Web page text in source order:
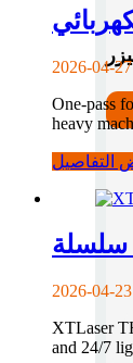
2026-04-27
One-pass
heavy
التفاصيل
2026-04-23
XTLaser
and 24/7